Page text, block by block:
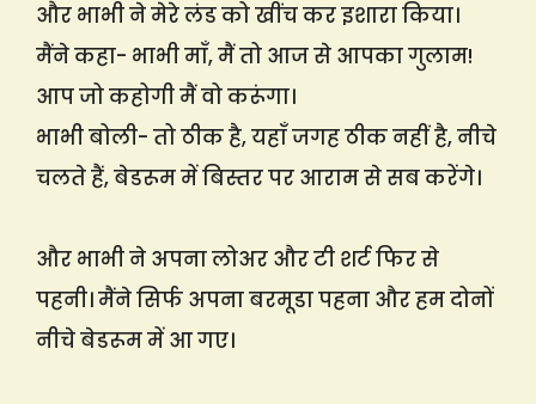
और भाभी ने मेरे लंड को खींच कर इशारा किया।
मैंने कहा- भाभी माँ, मैं तो आज से आपका गुलाम!
आप जो कहोगी मैं वो करूंगा।
भाभी बोली- तो ठीक है, यहाँ जगह ठीक नहीं है, नीचे
चलते हैं, बेडरूम में बिस्तर पर आराम से सब करेंगे।
और भाभी ने अपना लोअर और टी शर्ट फिर से
पहनी। मैंने सिर्फ अपना बरमूडा पहना और हम दोनों
नीचे बेडरूम में आ गए।